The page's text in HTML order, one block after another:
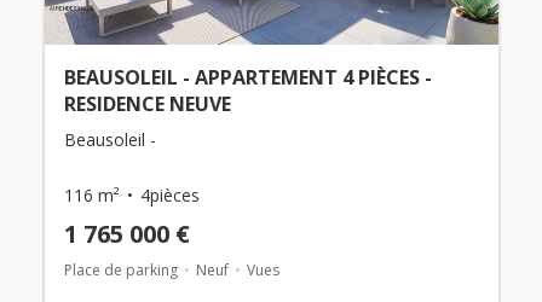
BEAUSOLEIL - APPARTEMENT 4 PIÈCES -
RESIDENCE NEUVE
Beausoleil -
116 m² 4pièces
1 765 000 €
Place de parking Neuf Vues